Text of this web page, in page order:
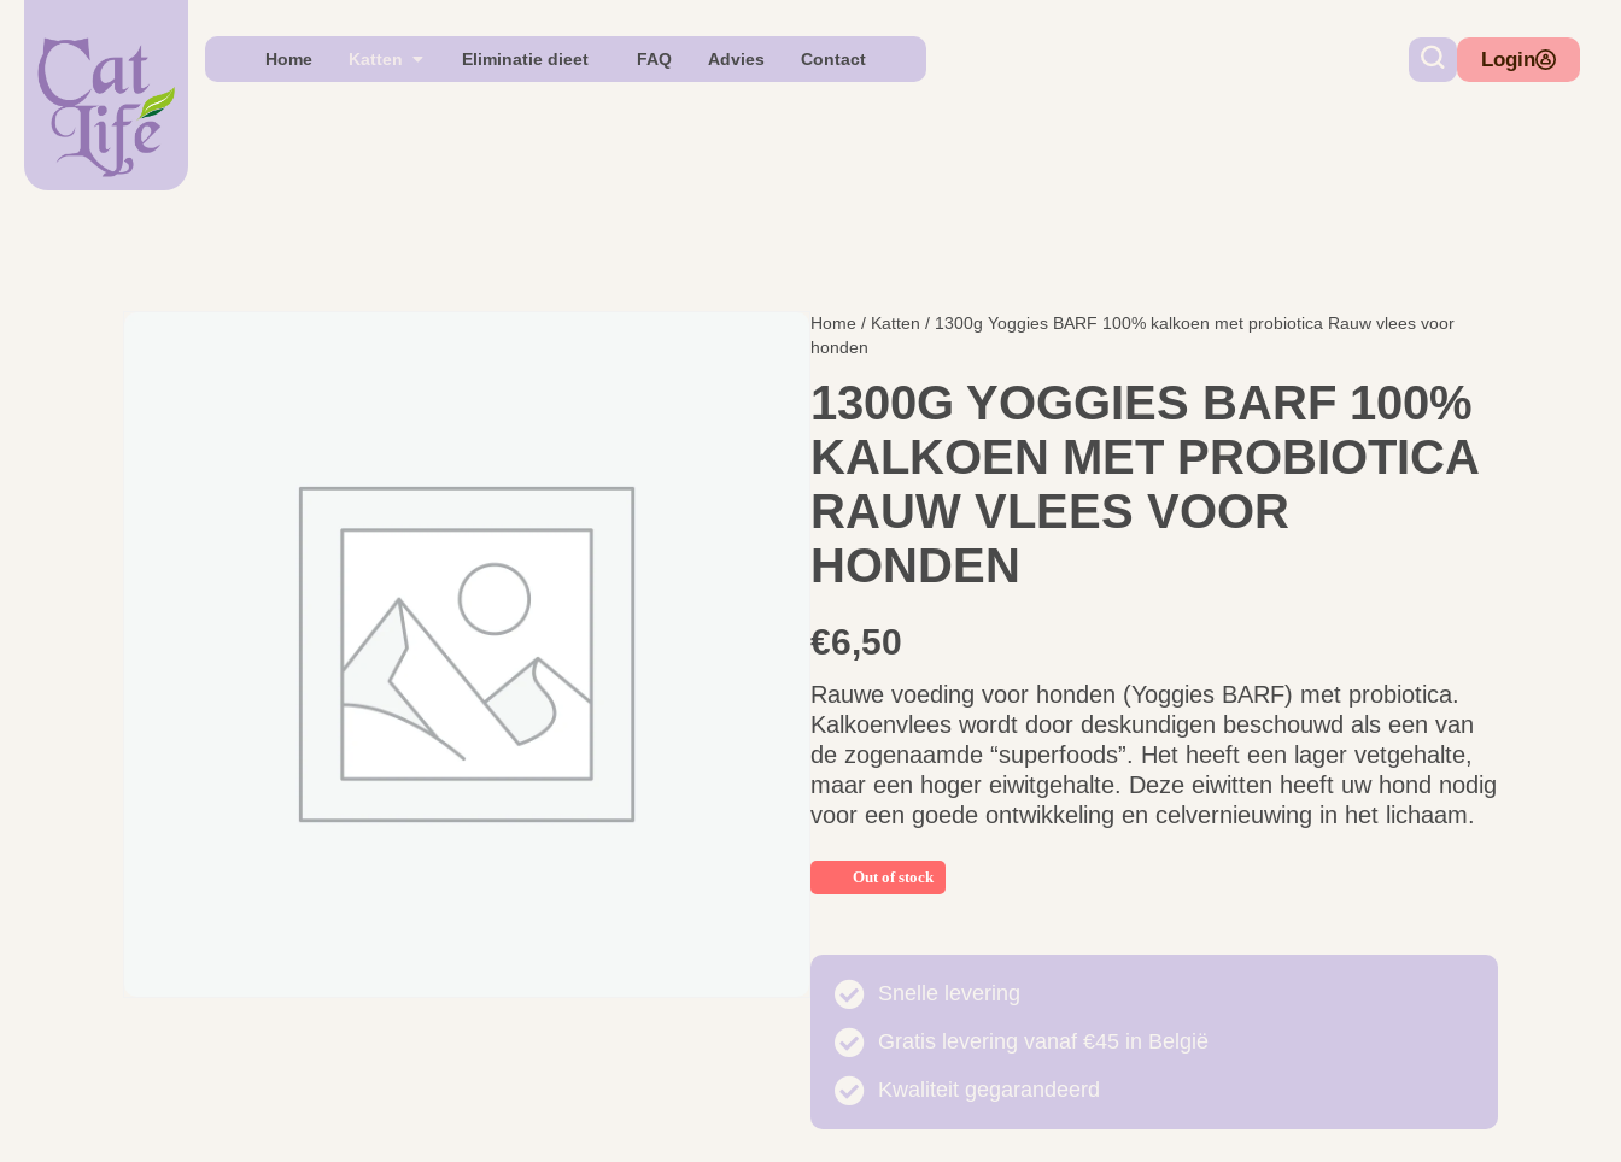
Home Katten Eliminatie dieet FAQ Advies Contact Login
Home / Katten / 1300g Yoggies BARF 100% kalkoen met probiotica Rauw vlees voor
honden
1300G YOGGIES BARF 100%
KALKOEN MET PROBIOTICA
RAUW VLEES VOOR
HONDEN
€6,50
Rauwe voeding voor honden (Yoggies BARF) met probiotica.
Kalkoenvlees wordt door deskundigen beschouwd als een van
de zogenaamde “superfoods”. Het heeft een lager vetgehalte,
maar een hoger eiwitgehalte. Deze eiwitten heeft uw hond nodig
voor een goede ontwikkeling en celvernieuwing in het lichaam.
Out of stock
Snelle levering
Gratis levering vanaf €45 in België
Kwaliteit gegarandeerd